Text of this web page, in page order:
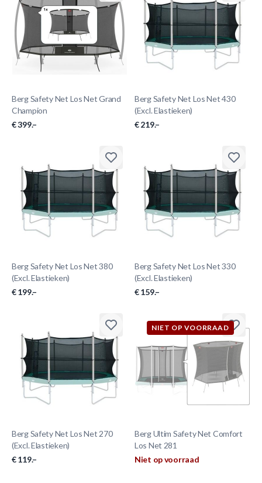
Berg Safety Net Los Net Grand
Champion
€ 399.–
Berg Safety Net Los Net 430
(Excl. Elastieken)
€ 219.–
Berg Safety Net Los Net 380
(Excl. Elastieken)
€ 199.–
Berg Safety Net Los Net 330
(Excl. Elastieken)
€ 159.–
Berg Safety Net Los Net 270
(Excl. Elastieken)
€ 119.–
NIET OP VOORRAAD
Berg Ultim Safety Net Comfort
Los Net 281
Niet op voorraad